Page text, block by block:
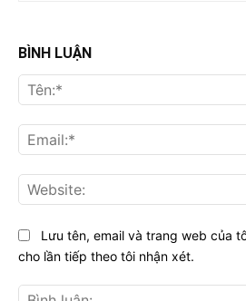
BÌNH LUẬN
Lưu tên, email và trang web của
cho lần tiếp theo tôi nhận xét.